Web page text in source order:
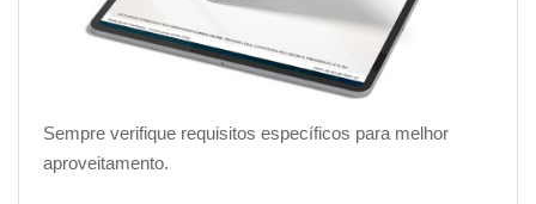
você tenha alcançado esse resultado, você poderá
solicitar o seu certificado.
de R$ 49,90, podendo ser pago por boleto bancário,
cartão de crédito ou
Sempre verifique requisitos específicos para melhor
aproveitamento.